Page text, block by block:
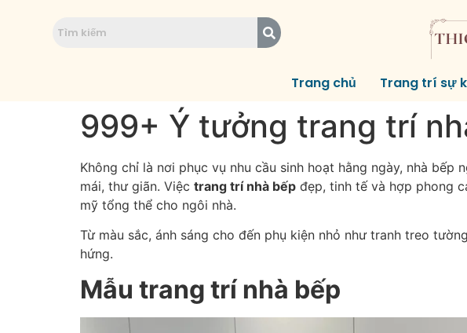
Trang chủ Trang trí sự
999+ Ý tưởng trang trí
Không chỉ là nơi phục vụ nhu cầu sinh hoạt hằng ngày, nhà
mái, thư giãn. Việc trang trí nhà bếp đẹp, tinh tế và hợp phong
mỹ tổng thể cho ngôi nhà.
Từ màu sắc, ánh sáng cho đến phụ kiện nhỏ như tranh treo
hứng.
Mẫu trang trí nhà bếp